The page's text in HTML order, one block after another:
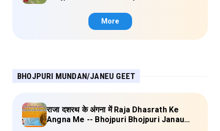
More
BHOJPURI MUNDAN/JANEU GEET
राजा दशरथ के अंगना में Raja Dhasrath Ke
Angna Me -- Bhojpuri Bhojpuri Janau